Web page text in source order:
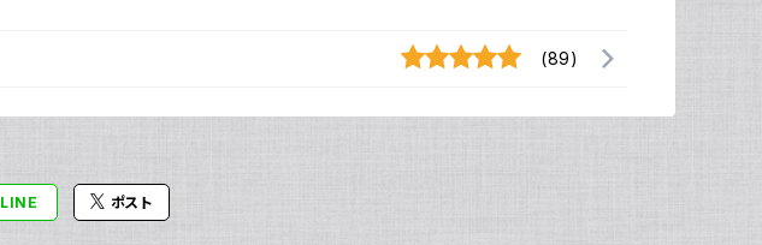
(89)
LINE ポスト